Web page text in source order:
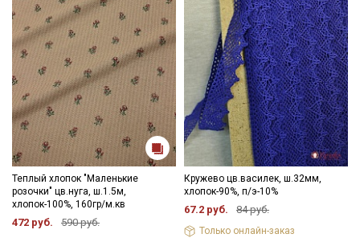
Теплый хлопок "Маленькие
розочки" цв.нуга, ш.1.5м,
хлопок-100%, 160гр/м.кв
472 руб. 590 руб.
Кружево цв.василек, ш.32мм,
хлопок-90%, п/э-10%
67.2 руб. 84 руб.
Только онлайн-заказ